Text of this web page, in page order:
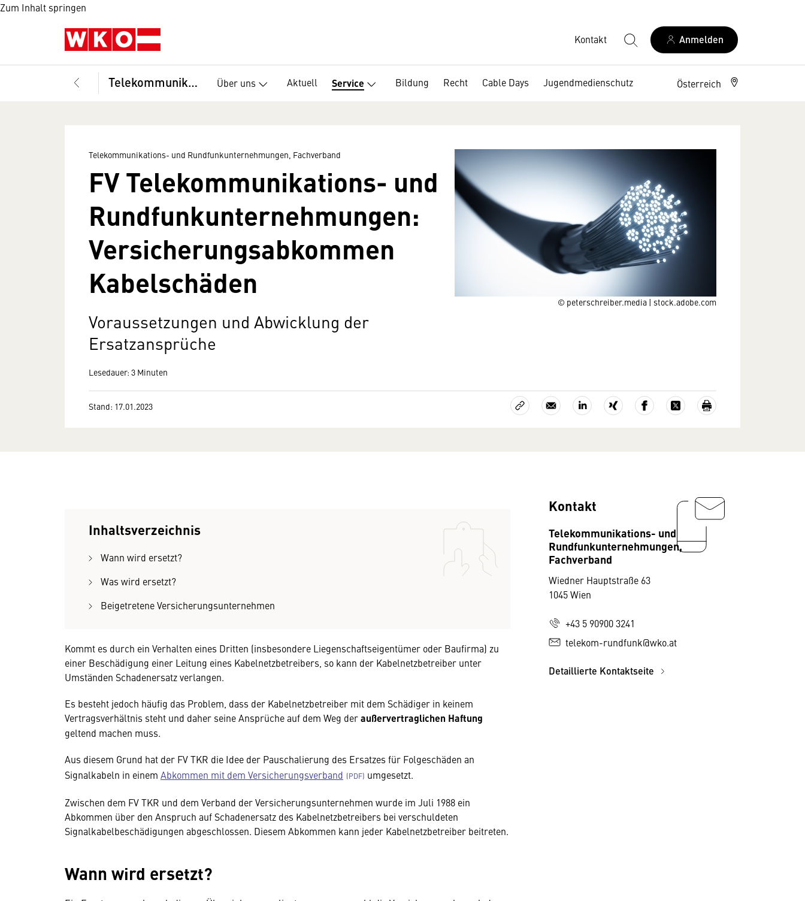
Zum Inhalt springen
Kontakt Anmelden
Telekommunikations- und Rundfunkunternehmungen, Fachverband Über uns Aktuell Service Bildung Recht Cable Days Jugendmedienschutz Österreich
© peterschreiber.media | stock.adobe.com
Telekommunikations- und Rundfunkunternehmungen, Fachverband
FV Telekommunikations- und
Rundfunkunternehmungen:
Versicherungsabkommen
Kabelschäden
Voraussetzungen und Abwicklung der
Ersatzansprüche
Lesedauer: 3 Minuten
Stand: 17.01.2023
Inhaltsverzeichnis
Wann wird ersetzt?
Was wird ersetzt?
Beigetretene Versicherungsunternehmen
Kommt es durch ein Verhalten eines Dritten (insbesondere Liegenschaftseigentümer oder Baufirma) zu
einer Beschädigung einer Leitung eines Kabelnetzbetreibers, so kann der Kabelnetzbetreiber unter
Umständen Schadenersatz verlangen.
Es besteht jedoch häufig das Problem, dass der Kabelnetzbetreiber mit dem Schädiger in keinem
Vertragsverhältnis steht und daher seine Ansprüche auf dem Weg deraußervertraglichen Haftung
geltend machen muss.
Aus diesem Grund hat der FV TKR die Idee der Pauschalierung des Ersatzes für Folgeschäden an
Signalkabeln in einem Abkommen mit dem Versicherungsverband umgesetzt.
Zwischen dem FV TKR und dem Verband der Versicherungsunternehmen wurde im Juli 1988 ein
Abkommen über den Anspruch auf Schadenersatz des Kabelnetzbetreibers bei verschuldeten
Signalkabelbeschädigungen abgeschlossen. Diesem Abkommen kann jeder Kabelnetzbetreiber beitreten.
Wann wird ersetzt?
Kontakt
Telekommunikations- und
Rundfunkunternehmungen,
Fachverband
Wiedner Hauptstraße 63
1045 Wien
+43 5 90900 3241
telekom-rundfunk@wko.at
Detaillierte Kontaktseite